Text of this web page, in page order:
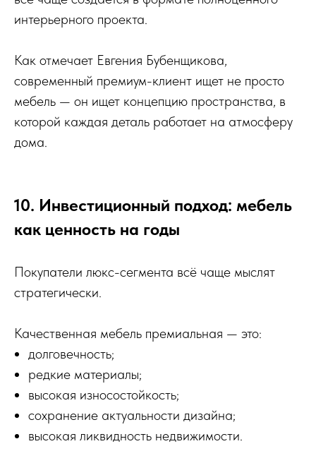
интерьерного проекта.
Как отмечает Евгения Бубенщикова,
современный премиум-клиент ищет не просто
мебель — он ищет концепцию пространства, в
которой каждая деталь работает на атмосферу
дома.
10. Инвестиционный подход: мебель
как ценность на годы
Покупатели люкс-сегмента всё чаще мыслят
стратегически.
Качественная мебель премиальная — это:
долговечность;
редкие материалы;
высокая износостойкость;
сохранение актуальности дизайна;
высокая ликвидность недвижимости.